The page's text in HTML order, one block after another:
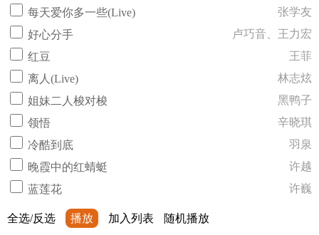
每天爱你多一些(Live)
张学友
好心分手
卢巧音、王力宏
红豆
王菲
离人(Live)
林志炫
姐妹二人梭对梭
黑鸭子
领悟
辛晓琪
冷酷到底
羽泉
晚霞中的红蜻蜓
许越
蓝莲花
许巍
全选/反选 播放 加入列表 随机播放